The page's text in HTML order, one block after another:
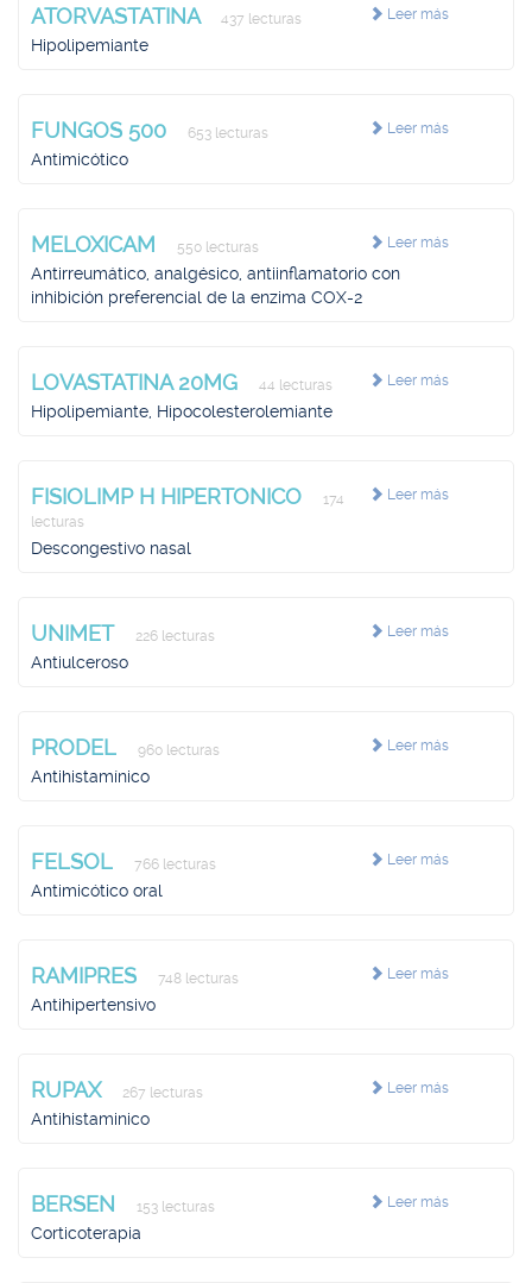
Leer más
ATORVASTATINA 437 lecturas
Hipolipemiante
Leer más
FUNGOS 500 653 lecturas
Antimicótico
Leer más
MELOXICAM 550 lecturas
Antirreumático, analgésico, antiinflamatorio con
inhibición preferencial de la enzima COX-2
Leer más
LOVASTATINA 20MG 44 lecturas
Hipolipemiante, Hipocolesterolemiante
Leer más
FISIOLIMP H HIPERTONICO
174
lecturas
Descongestivo nasal
Leer más
UNIMET 226 lecturas
Antiulceroso
Leer más
PRODEL 960 lecturas
Antihistamínico
Leer más
FELSOL 766 lecturas
Antimicótico oral
Leer más
RAMIPRES 748 lecturas
Antihipertensivo
Leer más
RUPAX 267 lecturas
Antihistaminico
Leer más
BERSEN 153 lecturas
Corticoterapia